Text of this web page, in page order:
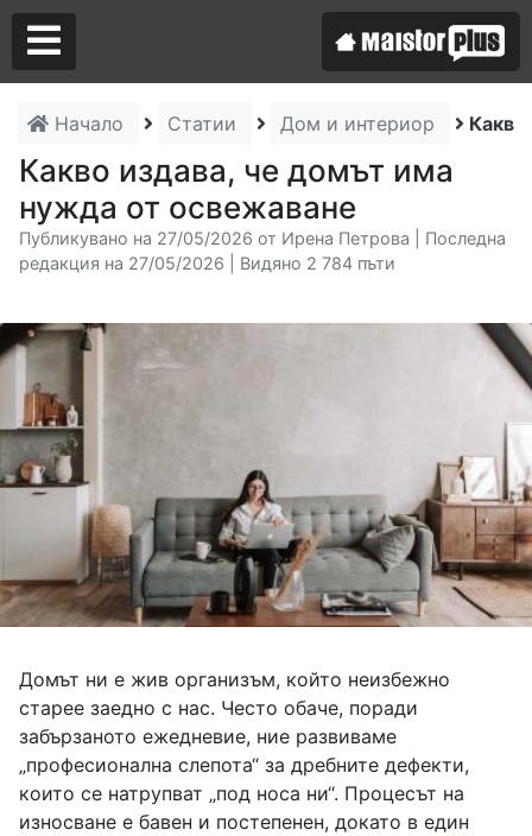
Начало Статии Дом и интериор
Какво издава, че домът има
нужда от освежаване
Публикувано на 27/05/2026 от Ирена Петрова | Последна
редакция на 27/05/2026 | Видяно 2 784 пъти
Домът ни е жив организъм, който неизбежно
старее заедно с нас. Често обаче, поради
забързаното ежедневие, ние развиваме
„професионална слепота“ за дребните дефекти,
които се натрупват „под носа ни“. Процесът на
износване е бавен и постепенен, докато в един
Аз съм майстор
Търся майстор